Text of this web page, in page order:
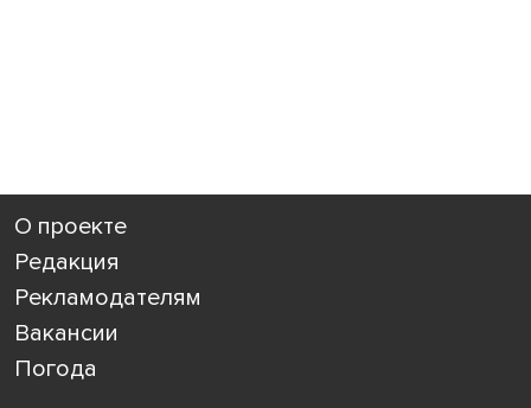
О проекте
Редакция
Рекламодателям
Вакансии
Погода